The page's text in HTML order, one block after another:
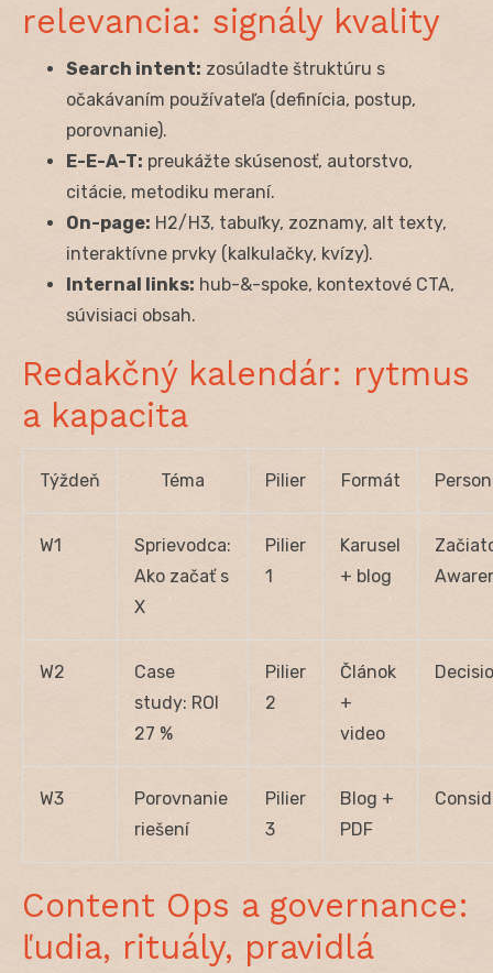
relevancia: signály kvality
Search intent: zosúladte štruktúru s
očakávaním používateľa (definícia, postup,
porovnanie).
E-E-A-T: preukážte skúsenosť, autorstvo,
citácie, metodiku meraní.
On-page: H2/H3, tabuľky, zoznamy, alt texty,
interaktívne prvky (kalkulačky, kvízy).
Internal links: hub-&-spoke, kontextové CTA,
súvisiaci obsah.
Redakčný kalendár: rytmus
a kapacita
Týždeň Téma Pilier Formát
W1
Sprievodca:
Ako začať s
X
Pilier
1
Karusel
+ blog
W2
Case
study: ROI
27 %
Pilier
2
Článok
+
video
W3
Porovnanie
riešení
Pilier
3
Blog +
PDF
Content Ops a governance:
ľudia, rituály, pravidlá